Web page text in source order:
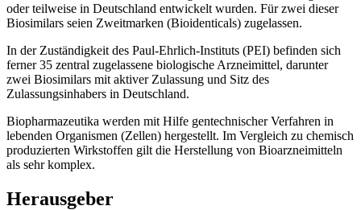
oder teilweise in Deutschland entwickelt wurden. Für zwei dieser
Biosimilars seien Zweitmarken (Bioidenticals) zugelassen.
In der Zuständigkeit des Paul-Ehrlich-Instituts (PEI) befinden sich
ferner 35 zentral zugelassene biologische Arzneimittel, darunter
zwei Biosimilars mit aktiver Zulassung und Sitz des
Zulassungsinhabers in Deutschland.
Biopharmazeutika werden mit Hilfe gentechnischer Verfahren in
lebenden Organismen (Zellen) hergestellt. Im Vergleich zu chemisch
produzierten Wirkstoffen gilt die Herstellung von Bioarzneimitteln
als sehr komplex.
Herausgeber